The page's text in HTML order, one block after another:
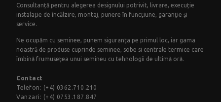
Consultanță pentru alegerea designului potrivit, livrare, execuție
instalație de încălzire, montaj, punere în funcțiune, garanţie şi
service.
Ne ocupăm cu seminee, punem siguranța pe primul loc, iar gama
noastră de produse cuprinde seminee, sobe si centrale termice care
îmbină frumuseţea unui semineu cu tehnologii de ultimă oră.
Contact
Telefon: (+4) 0362.710.210
Vanzari: (+4) 0753.187.847